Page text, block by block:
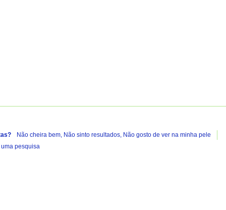
Não cheira bem, Não sinto resultados, Não gosto de ver na minha pele
pesquisa